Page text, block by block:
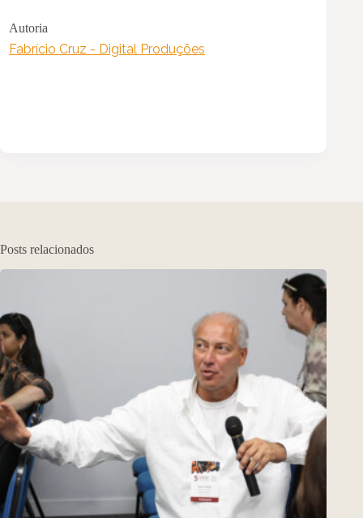
Autoria
Fabrício Cruz - Digital Produções
Posts relacionados